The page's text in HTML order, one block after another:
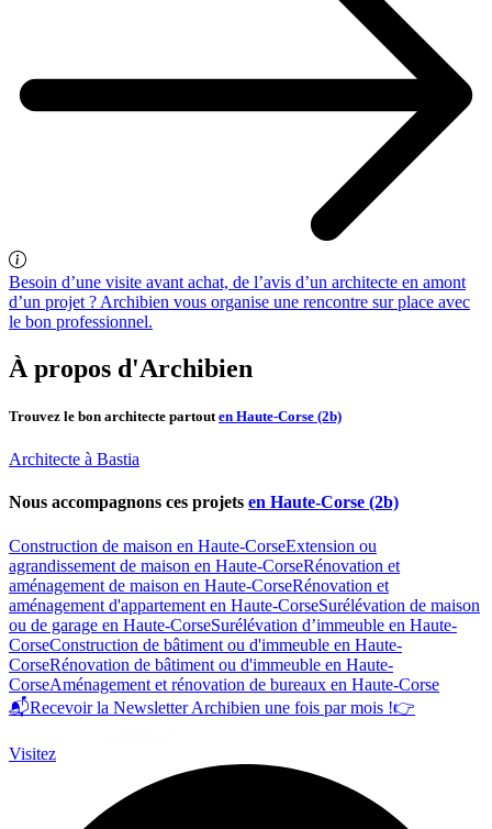
Besoin d’une visite avant achat, de l’avis d’un architecte en amont
d’un projet ? Archibien vous organise une rencontre sur place avec
le bon professionnel.
À propos d'Archibien
Trouvez le bon architecte partout en Haute-Corse (2b)
Architecte à Bastia
Nous accompagnons ces projets en Haute-Corse (2b)
Construction de maison en Haute-CorseExtension ou
agrandissement de maison en Haute-CorseRénovation et
aménagement de maison en Haute-CorseRénovation et
aménagement d'appartement en Haute-CorseSurélévation de maison
ou de garage en Haute-CorseSurélévation d’immeuble en Haute-
CorseConstruction de bâtiment ou d'immeuble en Haute-
CorseRénovation de bâtiment ou d'immeuble en Haute-
CorseAménagement et rénovation de bureaux en Haute-Corse
📬Recevoir la Newsletter Archibien une fois par mois !👉
Visitez